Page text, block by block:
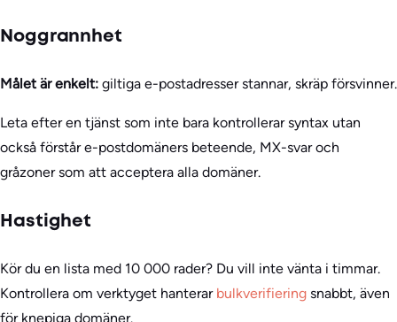
Noggrannhet
Målet är enkelt: giltiga e-postadresser stannar, skräp försvinner.
Leta efter en tjänst som inte bara kontrollerar syntax utan
också förstår e-postdomäners beteende, MX-svar och
gråzoner som att acceptera alla domäner.
Hastighet
Kör du en lista med 10 000 rader? Du vill inte vänta i timmar.
Kontrollera om verktyget hanterar bulkverifiering snabbt, även
för knepiga domäner.